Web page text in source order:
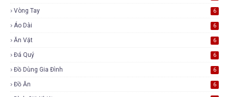
Vòng Tay 6
Áo Dài 6
Ăn Vặt 6
Đá Quý 6
Đồ Dùng Gia Đình 6
Đồ Ăn 6